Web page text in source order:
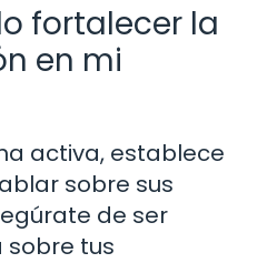
fortalecer la
en mi
activa, establece
sobre sus
de ser
sobre tus